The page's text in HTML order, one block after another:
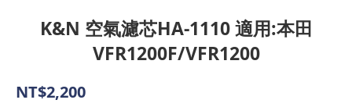
K&N 空氣濾芯HA-1110 適用:本田
VFR1200F/VFR1200
NT$2,200